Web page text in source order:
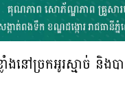
ៅច្រកអូរស្មាច់ និងបា